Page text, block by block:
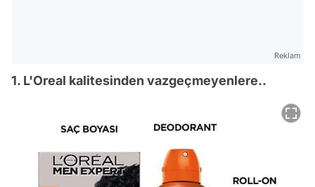
Reklam
1. L'Oreal kalitesinden vazgeçmeyenlere..